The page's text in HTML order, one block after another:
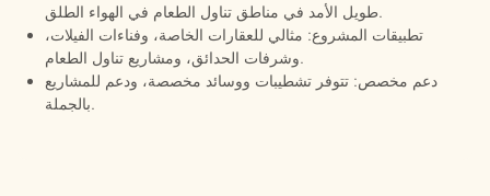
طويل الأمد في مناطق تناول الطعام في الهواء الطلق.
تطبيقات المشروع: مثالي للعقارات الخاصة، وفناءات الفيلات،
وشرفات الحدائق، ومشاريع تناول الطعام.
دعم مخصص: تتوفر تشطيبات ووسائد مخصصة، ودعم للمشاريع
بالجملة.